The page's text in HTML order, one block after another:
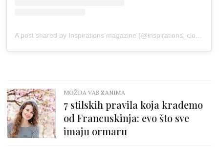
A post shared by Inspirations magazine (@inspirations_closet)
MOŽDA VAS ZANIMA
7 stilskih pravila koja krademo
od Francuskinja: evo što sve
imaju ormaru